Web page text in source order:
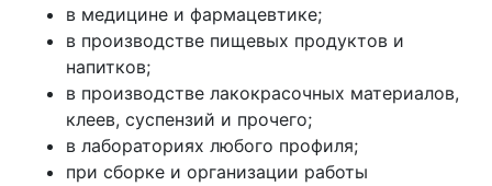
в медицине и фармацевтике;
в производстве пищевых продуктов и
напитков;
в производстве лакокрасочных материалов,
клеев, суспензий и прочего;
в лабораториях любого профиля;
при сборке и организации работы